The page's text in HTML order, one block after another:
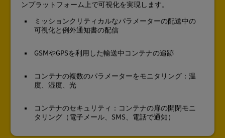
ンプラットフォーム上で可視化を実現します。
ミッションクリティカルなパラメーターの配送中の
可視化と例外通知書の配信
GSMやGPSを利用した輸送中コンテナの追跡
コンテナの複数のパラメーターをモニタリング：温
度、湿度、光
コンテナのセキュリティ：コンテナの扉の開閉モニ
タリング（電子メール、SMS、電話で通知）